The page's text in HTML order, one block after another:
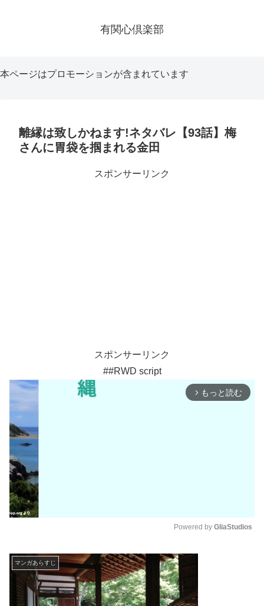
有関心倶楽部
本ページはプロモーションが含まれています
離縁は致しかねます!ネタバレ【93話】梅
さんに胃袋を掴まれる金田
スポンサーリンク
スポンサーリンク
##RWD script
arrow_forward_ios もっと読む
Powered by GliaStudios
マンガあらすじ